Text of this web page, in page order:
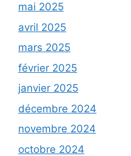
mai 2025
avril 2025
mars 2025
février 2025
janvier 2025
décembre 2024
novembre 2024
octobre 2024